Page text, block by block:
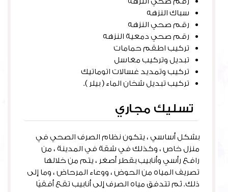
سباك النزهه
رقم صحي النزهه
رقم صحي دمعية النزهه
تركيب اطقم حمامات
تبديل وتركيب مغاسل
تركيب وتمديد غسالات اتوماتيك
تركيب تبديل شخان الماء ( بيلر ).
تسليك مجاري
بشكل أساسي ، يتكون نظام الصرف الصحي في
منزل خاص ، وكذلك في شقة في المدينة ، من
رافع رأسي وأنابيب بقطر أصغر ، يتم من خلالها
تصريف المياه من الحوض ، ووعاء المرحاض ، وما إلى
ذلك. ثم تتدفق مياه الصرف إلى أنابيب تقع أفقيًا